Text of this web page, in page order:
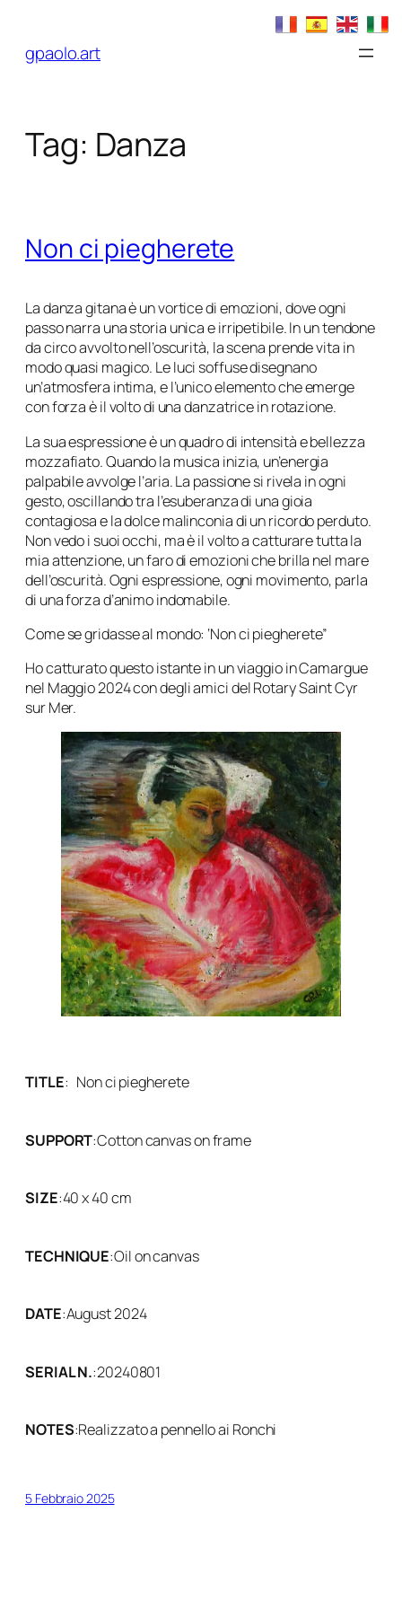
contenuto
gpaolo.art
Tag: Danza
Non ci piegherete
La danza gitana è un vortice di emozioni, dove ogni
passo narra una storia unica e irripetibile. In un tendone
da circo avvolto nell’oscurità, la scena prende vita in
modo quasi magico. Le luci soffuse disegnano
un’atmosfera intima, e l’unico elemento che emerge
con forza è il volto di una danzatrice in rotazione.
La sua espressione è un quadro di intensità e bellezza
mozzafiato. Quando la musica inizia, un’energia
palpabile avvolge l’aria. La passione si rivela in ogni
gesto, oscillando tra l’esuberanza di una gioia
contagiosa e la dolce malinconia di un ricordo perduto.
Non vedo i suoi occhi, ma è il volto a catturare tutta la
mia attenzione, un faro di emozioni che brilla nel mare
dell’oscurità. Ogni espressione, ogni movimento, parla
di una forza d’animo indomabile.
Come se gridasse al mondo: ‘Non ci piegherete”
Ho catturato questo istante in un viaggio in Camargue
nel Maggio 2024 con degli amici del Rotary Saint Cyr
sur Mer.
TITLE: Non ci piegherete
SUPPORT:Cotton canvas on frame
SIZE:40 x 40 cm
TECHNIQUE:Oil on canvas
DATE:August 2024
SERIAL N.:20240801
NOTES:Realizzato a pennello ai Ronchi
5 Febbraio 2025